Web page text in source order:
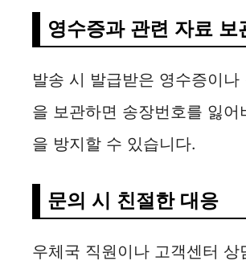
영수증과 관련 자료 보
발송 시 발급받은 영수증이나
을 보관하면 송장번호를 잃어
을 방지할 수 있습니다.
문의 시 친절한 대응
우체국 직원이나 고객센터 상